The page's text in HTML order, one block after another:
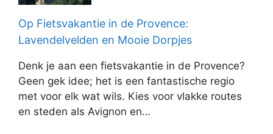
Op Fietsvakantie in de Provence:
Lavendelvelden en Mooie Dorpjes
Denk je aan een fietsvakantie in de Provence?
Geen gek idee; het is een fantastische regio
met voor elk wat wils. Kies voor vlakke routes
en steden als Avignon en…